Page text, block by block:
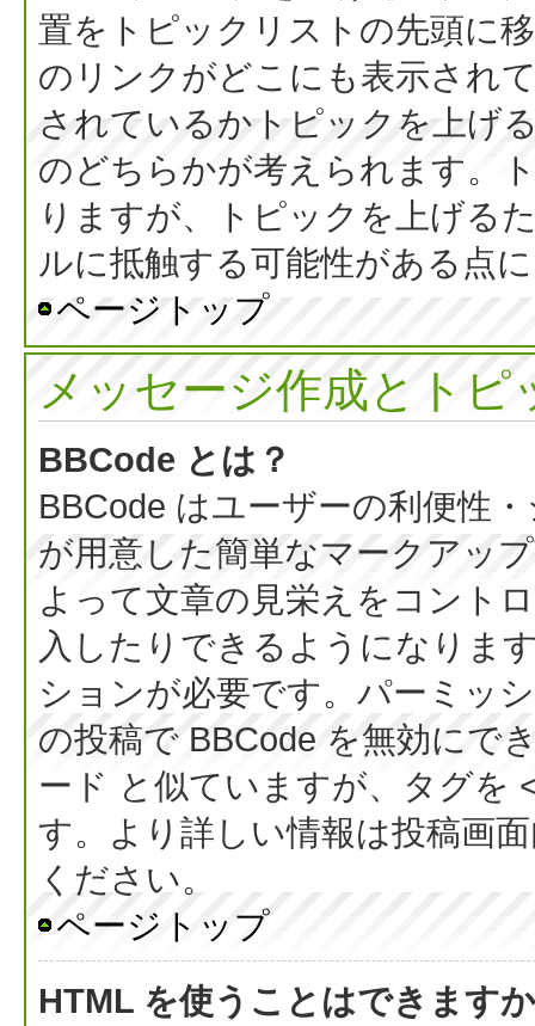
置をトピックリストの先頭に
のリンクがどこにも表示され
されているかトピックを上げ
のどちらかが考えられます。
りますが、トピックを上げる
ルに抵触する可能性がある点
ページトップ
メッセージ作成とトピ
BBCode とは？
BBCode はユーザーの利便性
が用意した簡単なマークアッ
よって文章の見栄えをコント
入したりできるようになりま
ションが必要です。パーミッ
の投稿で BBCode を無効にで
ード と似ていますが、タグを
す。より詳しい情報は投稿画
ください。
ページトップ
HTML を使うことはできます